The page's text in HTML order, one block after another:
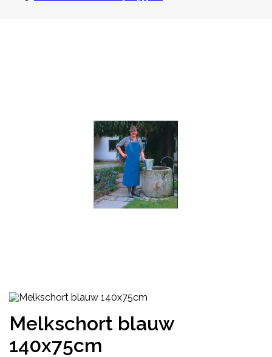
Melkschort blauw
140x75cm